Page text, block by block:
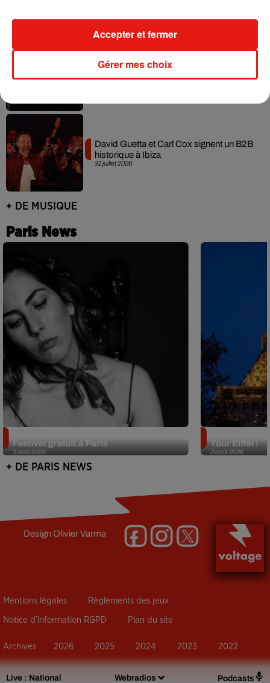
Live : National Webradios Podcasts
Swedish House Mafia et Lykke Li
31 juillet 2026
David Guetta et Carl Cox signent un B2B
historique à Ibiza
+ DE MUSIQUE
Paris News
3 août 2026
Festival gratuit à Paris
3 août 2026
Tour Eiffel !
+ DE PARIS NEWS
DesignOlivier Varma
Mentions légales Règlements des jeux
Notice d’information RGPD Plan du site
Archives 2026 2025 2024 2023 2022
Gérer mes choix
Accepter et fermer